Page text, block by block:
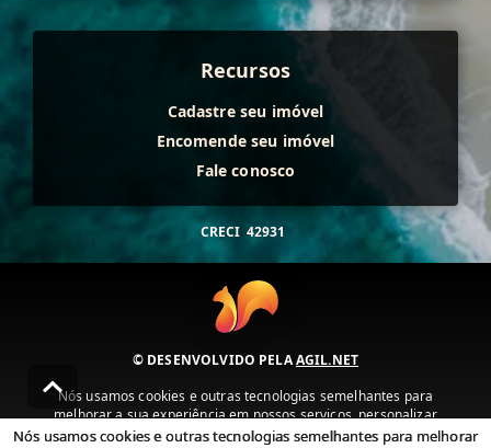
Recursos
Cadastre seu imóvel
Encomende seu imóvel
Fale conosco
CRECI 42931
© DESENVOLVIDO PELAAGIL.NET
Nós usamos cookies e outras tecnologias semelhantes para
melhorar a sua experiência em nossos serviços, personalizar
publicidade e recomendar conteúdo de seu interesse. Ao utilizar
Nós usamos cookies e outras tecnologias semelhantes para melhorar